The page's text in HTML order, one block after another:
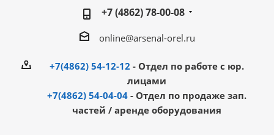
+7 (4862) 78-00-08
online@arsenal-orel.ru
+7(4862) 54-12-12 - Отдел по работе с юр.
лицами
+7(4862) 54-04-04 - Отдел по продаже зап.
частей / аренде оборудования